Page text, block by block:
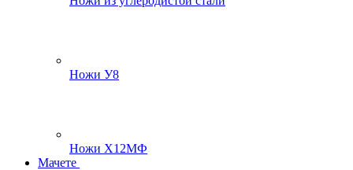
Ножи У8
Ножи Х12МФ
Мачете